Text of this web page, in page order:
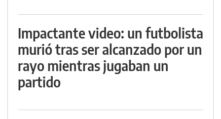
Impactante video: un futbolista
murió tras ser alcanzado por un
rayo mientras jugaban un
partido